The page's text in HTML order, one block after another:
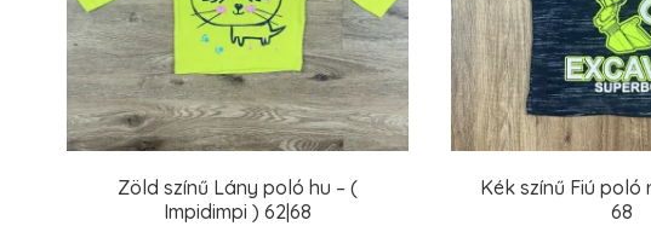
Zöld színű Lány poló hu – (
Impidimpi ) 62|68
Kék színű Fiú poló
68